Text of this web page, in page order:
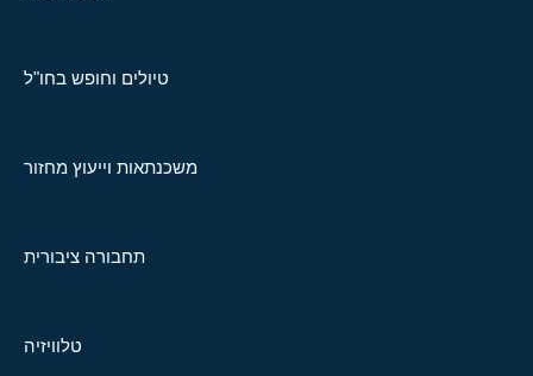
טיולים וחופש בחו"ל
משכנתאות וייעוץ מחזור
תחבורה ציבורית
טלוויזיה